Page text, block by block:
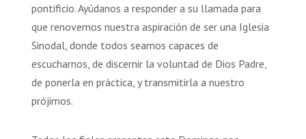
pontificio. Ayúdanos a responder a su llamada para
que renovemos nuestra aspiración de ser una Iglesia
Sinodal, donde todos seamos capaces de
escucharnos, de discernir la voluntad de Dios Padre,
de ponerla en práctica, y transmitirla a nuestro
prójimos.